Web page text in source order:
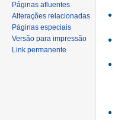
Páginas afluentes
Alterações relacionadas
Páginas especiais
Versão para impressão
Link permanente